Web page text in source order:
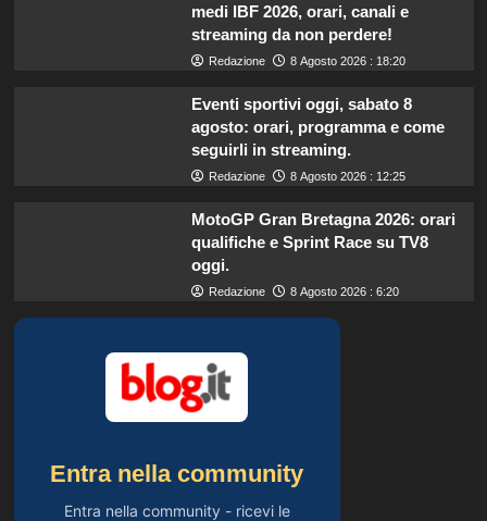
medi IBF 2026, orari, canali e
streaming da non perdere!
Redazione 8 Agosto 2026 : 18:20
Eventi sportivi oggi, sabato 8
agosto: orari, programma e come
seguirli in streaming.
Redazione 8 Agosto 2026 : 12:25
MotoGP Gran Bretagna 2026: orari
qualifiche e Sprint Race su TV8
oggi.
Redazione 8 Agosto 2026 : 6:20
Entra nella community
Entra nella community - ricevi le